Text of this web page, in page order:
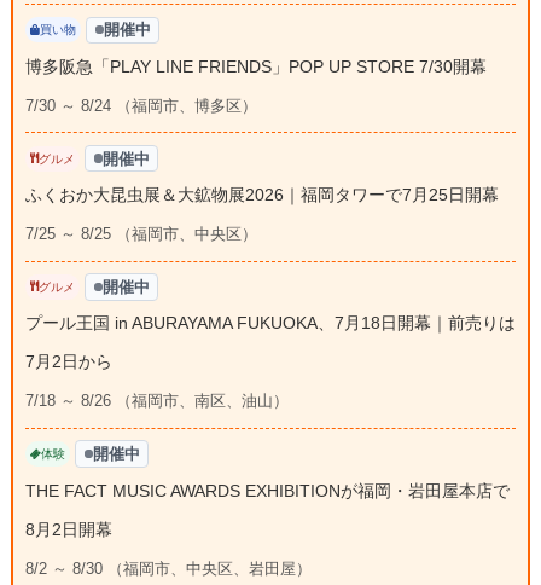
買い物 開催中
博多阪急「PLAY LINE FRIENDS」POP UP STORE 7/30開幕
7/30 ～ 8/24 （福岡市、博多区）
グルメ 開催中
ふくおか大昆虫展＆大鉱物展2026｜福岡タワーで7月25日開幕
7/25 ～ 8/25 （福岡市、中央区）
グルメ 開催中
プール王国 in ABURAYAMA FUKUOKA、7月18日開幕｜前売りは
7月2日から
7/18 ～ 8/26 （福岡市、南区、油山）
体験 開催中
THE FACT MUSIC AWARDS EXHIBITIONが福岡・岩田屋本店で
8月2日開幕
8/2 ～ 8/30 （福岡市、中央区、岩田屋）